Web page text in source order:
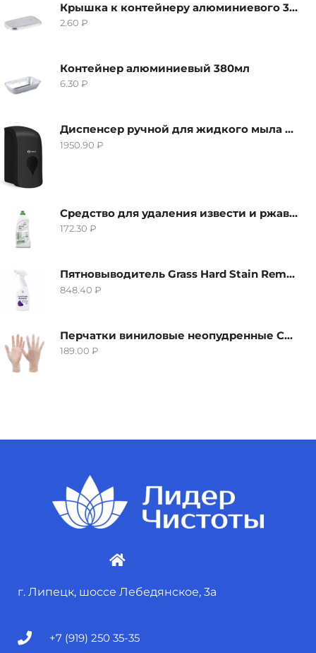
Крышка к контейнеру алюминиевого 380мл
2.60 ₽
Контейнер алюминиевый 380мл
6.30 ₽
Диспенсер ручной для жидкого мыла Grass IT-0638, черный
1950.90 ₽
Средство для удаления извести и ржавчины Grass Gloss-Gel, 500мл
172.30 ₽
Пятновыводитель Grass Hard Stain Remover, 600мл
848.40 ₽
Перчатки виниловые неопудренные CTP-BS, размер S
189.00 ₽
г. Липецк, шоссе Лебедянское, 3а
+7 (919) 250 35-35